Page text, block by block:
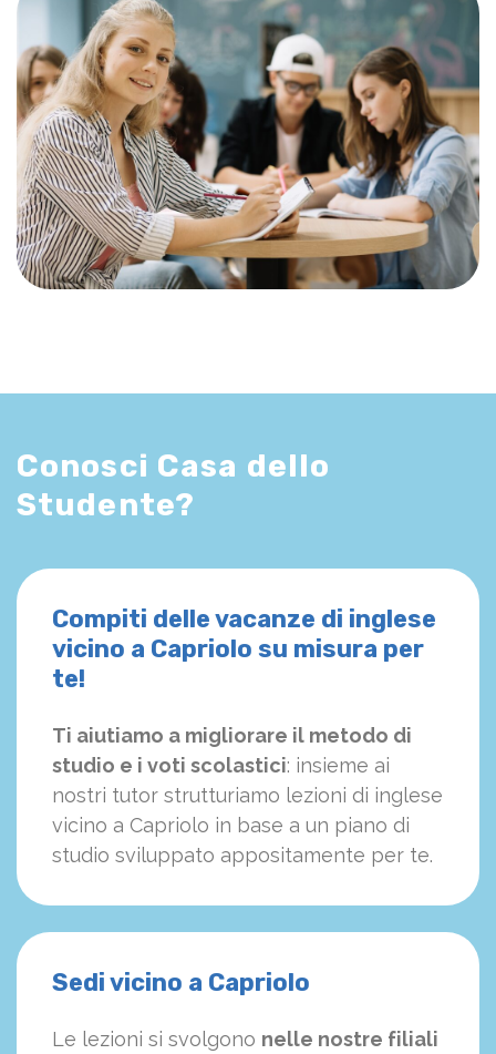
Conosci Casa dello
Studente?
Compiti delle vacanze di inglese
vicino a Capriolo su misura per
te!
Ti aiutiamo a migliorare il metodo di
studio e i voti scolastici: insieme ai
nostri tutor strutturiamo lezioni di inglese
vicino a Capriolo in base a un piano di
studio sviluppato appositamente per te.
Sedi vicino a Capriolo
Le lezioni si svolgono nelle nostre filiali